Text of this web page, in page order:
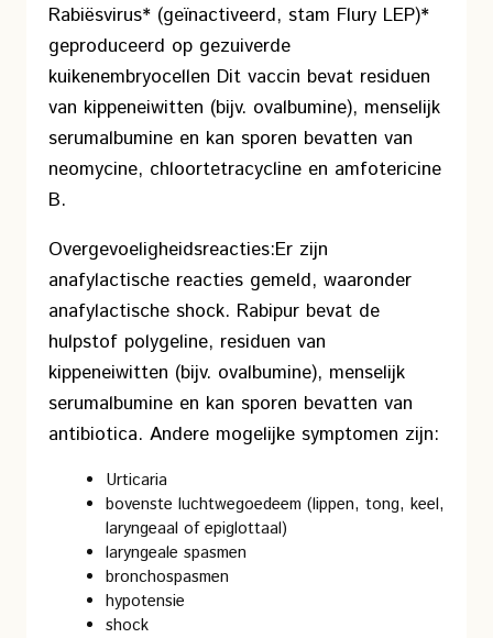
Rabiësvirus* (geïnactiveerd, stam Flury LEP)*
geproduceerd op gezuiverde
kuikenembryocellen Dit vaccin bevat residuen
van kippeneiwitten (bijv. ovalbumine), menselijk
serumalbumine en kan sporen bevatten van
neomycine, chloortetracycline en amfotericine
B.
Overgevoeligheidsreacties:Er zijn
anafylactische reacties gemeld, waaronder
anafylactische shock. Rabipur bevat de
hulpstof polygeline, residuen van
kippeneiwitten (bijv. ovalbumine), menselijk
serumalbumine en kan sporen bevatten van
antibiotica. Andere mogelijke symptomen zijn:
Urticaria
bovenste luchtwegoedeem (lippen, tong, keel,
laryngeaal of epiglottaal)
laryngeale spasmen
bronchospasmen
hypotensie
shock